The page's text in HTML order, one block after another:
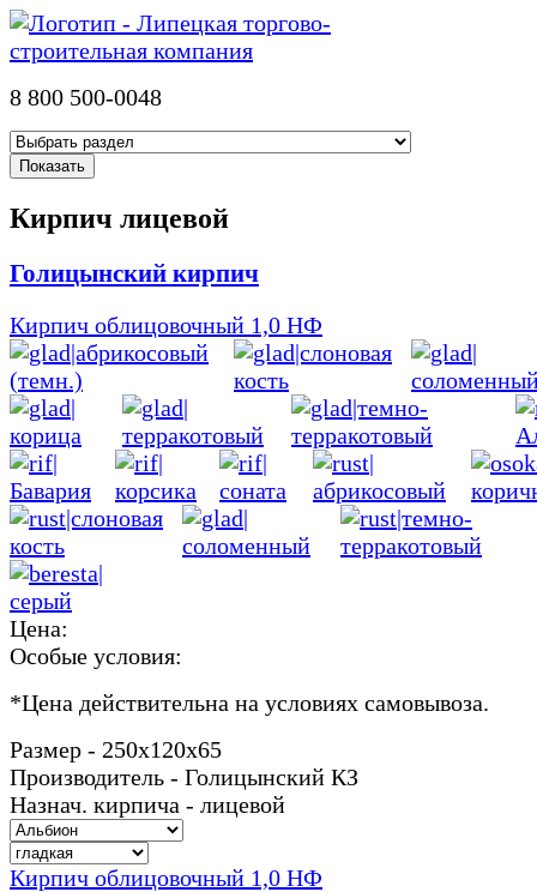
8 800 500-0048
Кирпич лицевой
Голицынский кирпич
Кирпич облицовочный 1,0 НФ
Цена:
Особые условия:
*Цена действительна на условиях самовывоза.
Размер - 250х120х65
Производитель - Голицынский КЗ
Назнач. кирпича - лицевой
Кирпич облицовочный 1,0 НФ